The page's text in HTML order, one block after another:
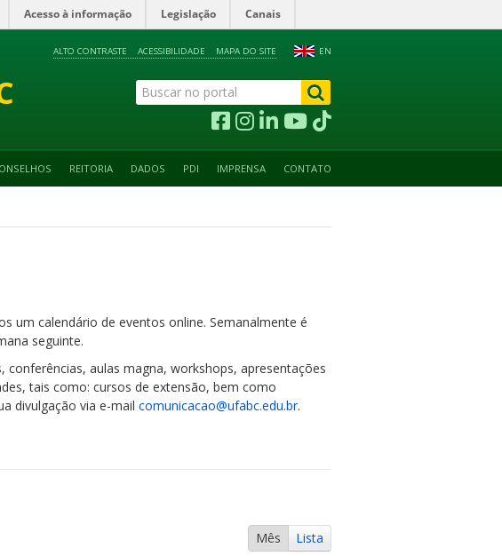
Acesso à informação Legislação Canais
EN
ALTO CONTRASTE ACESSIBILIDADE MAPA DO SITE
REITORIA DADOS PDI IMPRENSA CONTATO
um calendário de eventos online. Semanalmente é
seguinte.
aulas magna, workshops, apresentações
tais como: cursos de extensão, bem como
divulgação via e-mail comunicacao@ufabc.edu.br.
Mês Lista